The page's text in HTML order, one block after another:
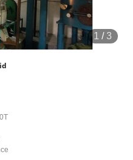
1 /3